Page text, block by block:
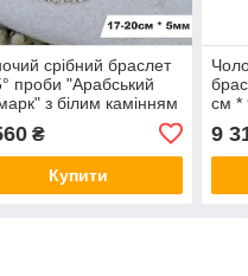
срібний браслет
проби "Арабський
з білим камінням
₴
Купити
см *
9